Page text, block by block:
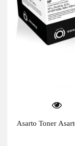
Asarto Toner